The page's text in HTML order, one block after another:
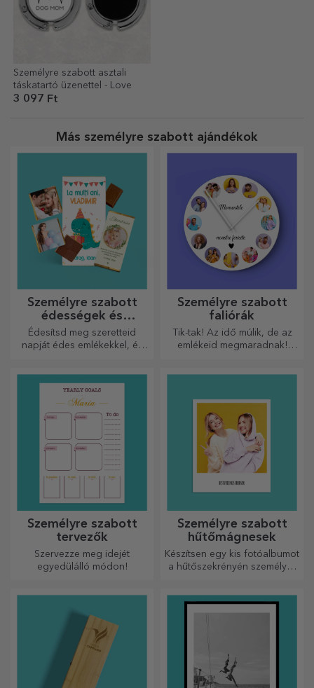
Személyre szabott asztali
táskatartó üzenettel - Love
3 097 Ft
Más személyre szabott ajándékok
Személyre szabott
édességek és
cukorkák
Édesítsd meg szeretteid
napját édes emlékekkel, és
modellt, és adj nekik egy
ajándékot!
Személyre szabott
faliórák
Tik-tak! Az idő múlik, de az
emlékeid megmaradnak!
Személyre szabott
tervezők
Szervezze meg idejét
egyedülálló módon!
Személyre szabott
hűtőmágnesek
Készítsen egy kis fotóalbumot
a hűtőszekrényén személyre